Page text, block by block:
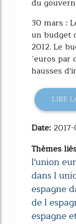
du
30 mars :
un budget
2012. Le
´euros par
hausses
LIRE
Date:
Thèmes
l'union
dans l
espagne
de l
espagne